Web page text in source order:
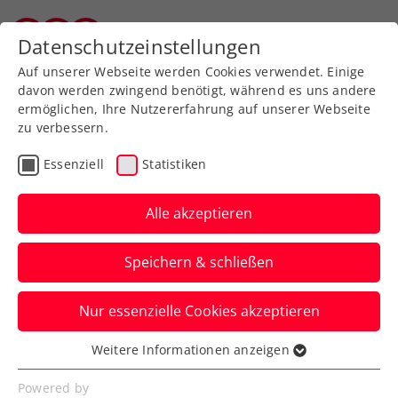
Zurück zur Newsübersicht
Turniere
40. Panaceo ITF Junior
Cup: Lauf von Rabl und
Pircher im Halbfinale
gestoppt
Die Hoffnung auf heimische Titelgewinne
beim ITF-Jugendturnier in Villach erfüllt
sich nicht.
Datenschutzeinstellungen
Auf unserer Webseite werden Cookies verwendet. Einige
davon werden zwingend benötigt, während es uns andere
ermöglichen, Ihre Nutzererfahrung auf unserer Webseite
zu verbessern.
Essenziell Statistiken
Alle akzeptieren
Speichern & schließen
Nur essenzielle Cookies akzeptieren
Essenziell
Essenzielle Cookies werden für grundlegende
Weitere Informationen anzeigen
Powered by